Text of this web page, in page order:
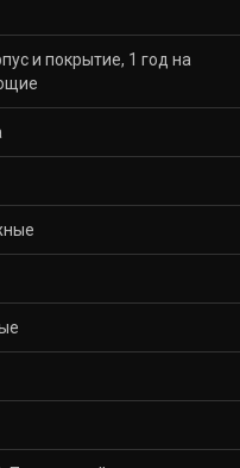
и покрытие, 1 год на